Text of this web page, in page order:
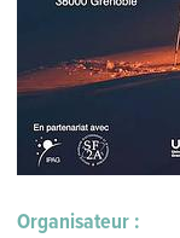
Organisateur :